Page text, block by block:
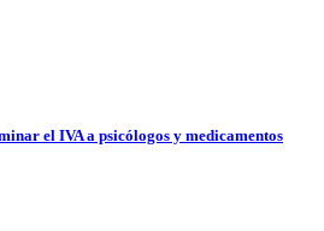
el IVA a psicólogos y medicamentos